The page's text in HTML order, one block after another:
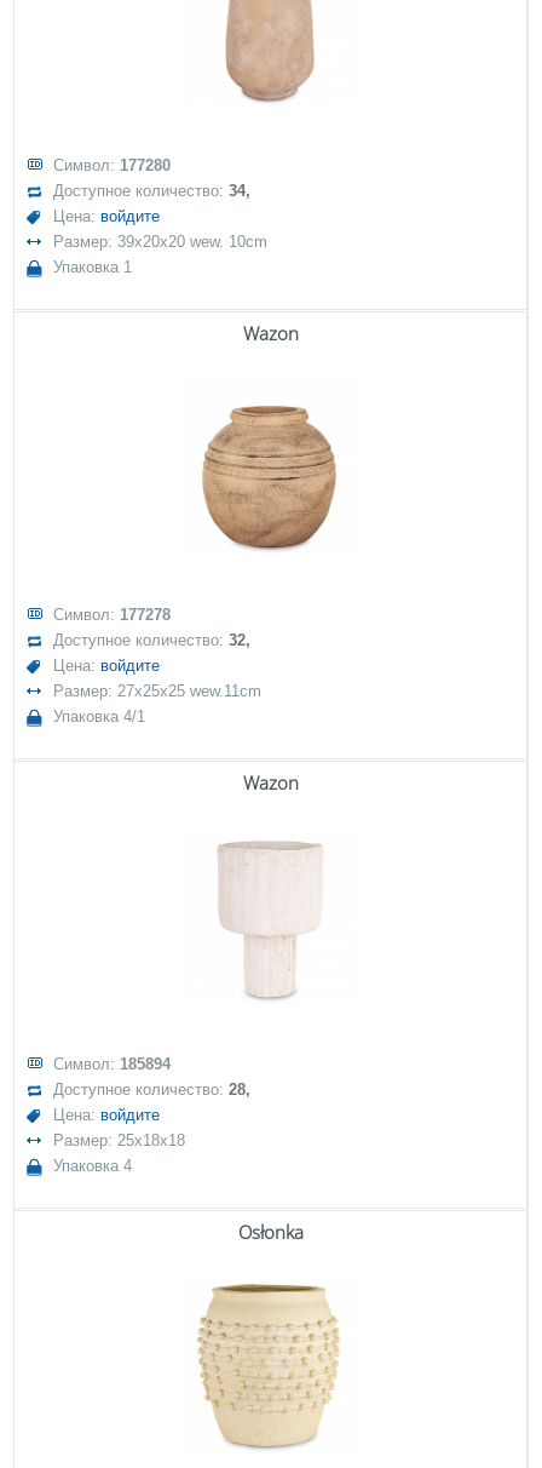
Символ: 177280
Доступное количество:34,
Цена: войдите
Размер: 39x20x20 wew. 10cm
Упаковка 1
Wazon
Символ: 177278
Доступное количество:32,
Цена: войдите
Размер: 27x25x25 wew.11cm
Упаковка 4/1
Wazon
Символ: 185894
Доступное количество:28,
Цена: войдите
Размер: 25x18x18
Упаковка 4
Osłonka